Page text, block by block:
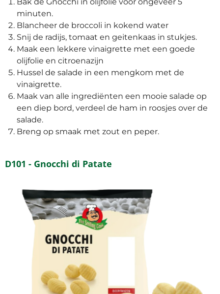
minuten.
Blancheer de broccoli in kokend water
Snij de radijs, tomaat en geitenkaas in stukjes.
Maak een lekkere vinaigrette met een goede
olijfolie en citroenazijn
Hussel de salade in een mengkom met de
vinaigrette.
Maak van alle ingrediënten een mooie salade op
een diep bord, verdeel de ham in roosjes over de
salade.
Breng op smaak met zout en peper.
D101 - Gnocchi di Patate